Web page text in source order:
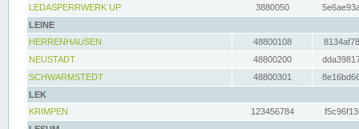
LEDASPERRWERK UP
3880050
LEINE
HERRENHAUSEN
48800108
NEUSTADT
48800200
SCHWARMSTEDT
48800301
LEK
KRIMPEN
123456784